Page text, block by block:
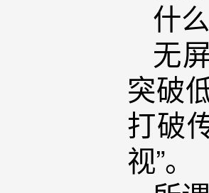
什
无
突破
打破
视”。